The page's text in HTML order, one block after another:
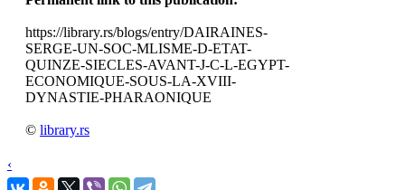
https://library.rs/blogs/entry/DAIRAINES-
SERGE-UN-SOC-MLISME-D-ETAT-
QUINZE-SIECLES-AVANT-J-C-L-EGYPT-
ECONOMIQUE-SOUS-LA-XVIII-
DYNASTIE-PHARAONIQUE
© library.rs
‹
›